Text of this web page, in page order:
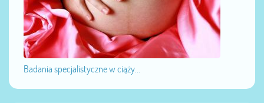
Badania specjalistyczne w ciąży...